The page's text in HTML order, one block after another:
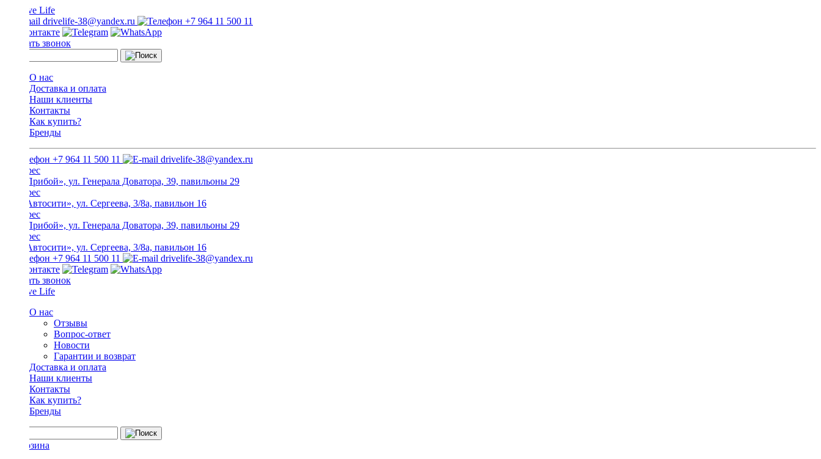
drivelife-38@yandex.ru +7 964 11 500 11
Заказать звонок
О нас
Доставка и оплата
Наши клиенты
Контакты
Как купить?
Бренды
+7 964 11 500 11 drivelife-38@yandex.ru
ТЦ «Прибой», ул. Генерала Доватора, 39, павильоны 29
ТЦ «Автосити», ул. Сергеева, 3/8а, павильон 16
ТЦ «Прибой», ул. Генерала Доватора, 39, павильоны 29
ТЦ «Автосити», ул. Сергеева, 3/8а, павильон 16
+7 964 11 500 11
drivelife-38@yandex.ru
Заказать звонок
О нас
Отзывы
Вопрос-ответ
Новости
Гарантии и возврат
Доставка и оплата
Наши клиенты
Контакты
Как купить?
Бренды